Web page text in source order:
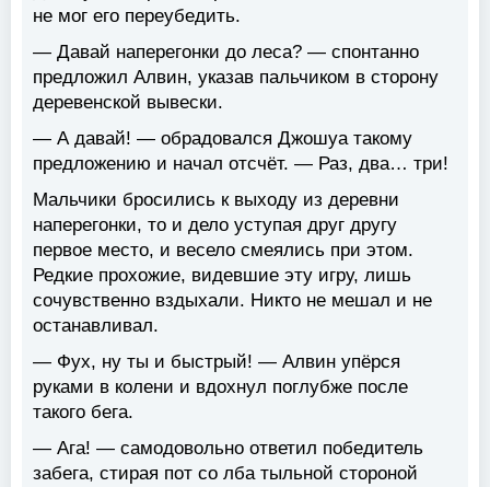
не мог его переубедить.
— Давай наперегонки до леса? — спонтанно
предложил Алвин, указав пальчиком в сторону
деревенской вывески.
— А давай! — обрадовался Джошуа такому
предложению и начал отсчёт. — Раз, два… три!
Мальчики бросились к выходу из деревни
наперегонки, то и дело уступая друг другу
первое место, и весело смеялись при этом.
Редкие прохожие, видевшие эту игру, лишь
сочувственно вздыхали. Никто не мешал и не
останавливал.
— Фух, ну ты и быстрый! — Алвин упёрся
руками в колени и вдохнул поглубже после
такого бега.
— Ага! — самодовольно ответил победитель
забега, стирая пот со лба тыльной стороной